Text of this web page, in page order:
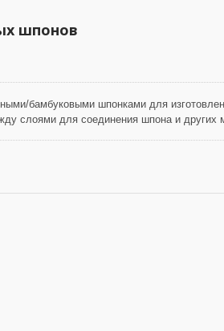
и предназначена только для одноразового
шпонов
бамбуковыми шпонками для
слоями для соединения шпона и других
которая контролируется